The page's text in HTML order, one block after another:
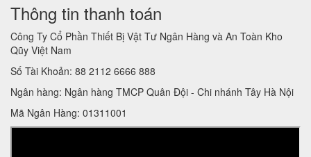
Thông tin thanh toán
Công Ty Cổ Phần Thiết Bị Vật Tư Ngân Hàng và An Toàn Kho
Qũy Việt Nam
Số Tài Khoản: 88 2112 6666 888
Ngân hàng: Ngân hàng TMCP Quân Đội - Chi nhánh Tây Hà Nội
Mã Ngân Hàng: 01311001